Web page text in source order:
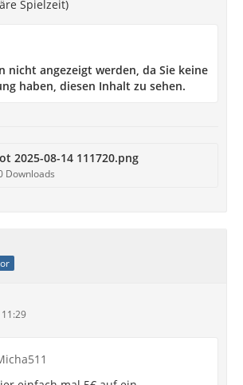
Spielzeit)
nicht angezeigt werden, da Sie keine
haben, diesen Inhalt zu sehen.
2025-08-14 111720.png
Downloads